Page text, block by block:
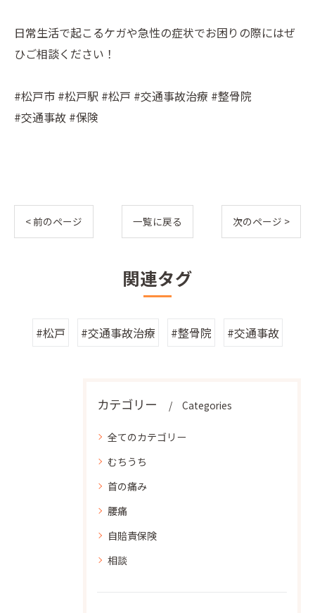
日常生活で起こるケガや急性の症状でお困りの際にはぜ
ひご相談ください！
#松戸市 #松戸駅 #松戸 #交通事故治療 #整骨院
#交通事故 #保険
< 前のページ 一覧に戻る 次のページ >
関連タグ
#松戸 #交通事故治療 #整骨院 #交通事故
カテゴリー Categories
全てのカテゴリー
むちうち
首の痛み
腰痛
自賠責保険
相談